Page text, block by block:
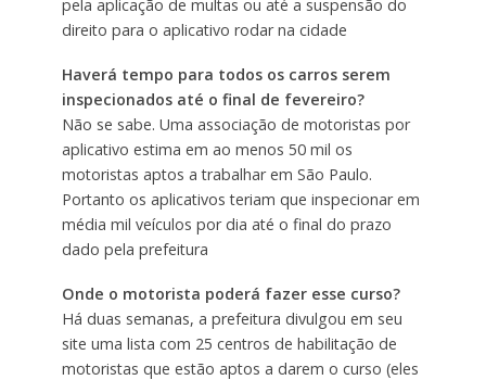
pela aplicação de multas ou até a suspensão do
direito para o aplicativo rodar na cidade
Haverá tempo para todos os carros serem
inspecionados até o final de fevereiro?
Não se sabe. Uma associação de motoristas por
aplicativo estima em ao menos 50 mil os
motoristas aptos a trabalhar em São Paulo.
Portanto os aplicativos teriam que inspecionar em
média mil veículos por dia até o final do prazo
dado pela prefeitura
Onde o motorista poderá fazer esse curso?
Há duas semanas, a prefeitura divulgou em seu
site uma lista com 25 centros de habilitação de
motoristas que estão aptos a darem o curso (eles